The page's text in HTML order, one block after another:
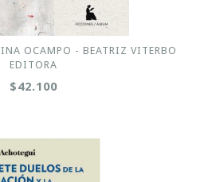
OCAMPO - BEATRIZ VITERBO
EDITORA
$42.100